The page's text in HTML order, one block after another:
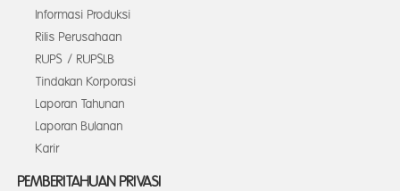
Informasi Produksi
Rilis Perusahaan
RUPS / RUPSLB
Tindakan Korporasi
Laporan Tahunan
Laporan Bulanan
Karir
PEMBERITAHUAN PRIVASI